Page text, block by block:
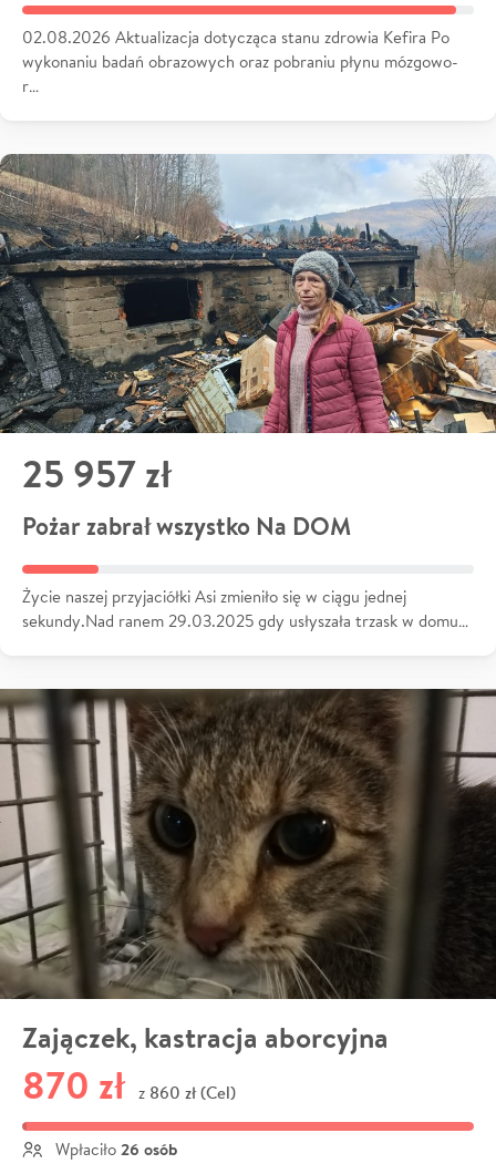
02.08.2026 Aktualizacja dotycząca stanu zdrowia Kefira Po
wykonaniu badań obrazowych oraz pobraniu płynu mózgowo-
r…
25 957 zł
Pożar zabrał wszystko Na DOM
Życie naszej przyjaciółki Asi zmieniło się w ciągu jednej
sekundy.Nad ranem 29.03.2025 gdy usłyszała trzask w domu…
Zajączek, kastracja aborcyjna
870 zł z 860 zł (Cel)
Wpłaciło 26 osób